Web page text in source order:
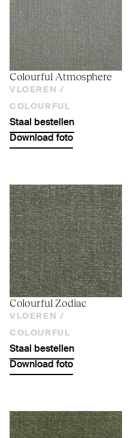
Colourful Atmosphere
VLOEREN /
COLOURFUL
Staal bestellen
Download foto
Colourful Zodiac
VLOEREN /
COLOURFUL
Staal bestellen
Download foto